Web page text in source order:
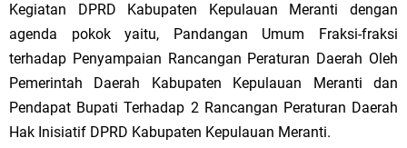
Kegiatan DPRD Kabupaten Kepulauan Meranti dengan
agenda pokok yaitu, Pandangan Umum Fraksi-fraksi
terhadap Penyampaian Rancangan Peraturan Daerah Oleh
Pemerintah Daerah Kabupaten Kepulauan Meranti dan
Pendapat Bupati Terhadap 2 Rancangan Peraturan Daerah
Hak Inisiatif DPRD Kabupaten Kepulauan Meranti.